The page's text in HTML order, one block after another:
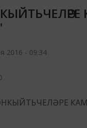
2016 - 09:34